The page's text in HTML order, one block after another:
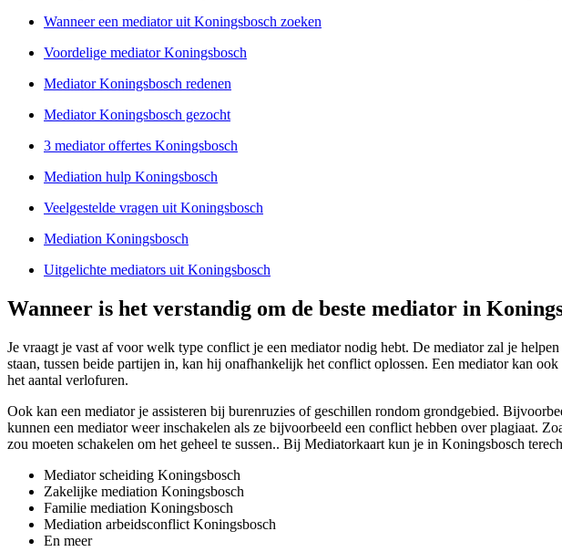
Wanneer een mediator uit Koningsbosch zoeken
Voordelige mediator Koningsbosch
Mediator Koningsbosch redenen
Mediator Koningsbosch gezocht
3 mediator offertes Koningsbosch
Mediation hulp Koningsbosch
Veelgestelde vragen uit Koningsbosch
Mediation Koningsbosch
Uitgelichte mediators uit Koningsbosch
Wanneer is het verstandig om de beste mediator in
Je vraagt je vast af voor welk type conflict je een mediator nodig hebt. De mediator zal je
staan, tussen beide partijen in, kan hij onafhankelijk het conflict oplossen. Een mediator kan
het aantal verlofuren.
Ook kan een mediator je assisteren bij burenruzies of geschillen rondom grondgebied.
kunnen een mediator weer inschakelen als ze bijvoorbeeld een conflict hebben over plagiaat.
zou moeten schakelen om het geheel te sussen.. Bij Mediatorkaart kun je in Koningsbosch
Mediator scheiding Koningsbosch
Zakelijke mediation Koningsbosch
Familie mediation Koningsbosch
Mediation arbeidsconflict Koningsbosch
En meer